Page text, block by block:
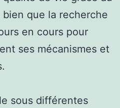
que la recherche
en cours pour
ses mécanismes et
sous différentes